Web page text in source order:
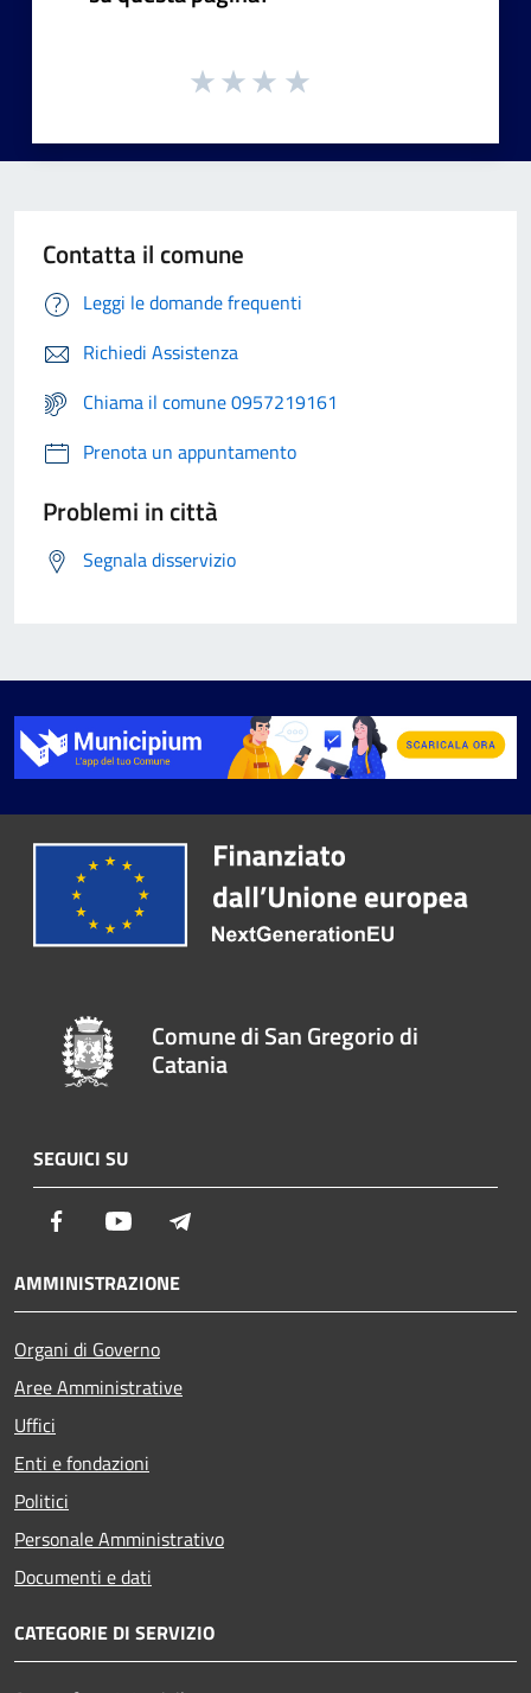
Contatta il comune
Leggi le domande frequenti
Richiedi Assistenza
Chiama il comune 0957219161
Prenota un appuntamento
Problemi in città
Segnala disservizio
Comune di San Gregorio di
Catania
SEGUICI SU
Facebook Youtube
AMMINISTRAZIONE
Organi di Governo
Aree Amministrative
Uffici
Enti e fondazioni
Politici
Personale Amministrativo
Documenti e dati
CATEGORIE DI SERVIZIO